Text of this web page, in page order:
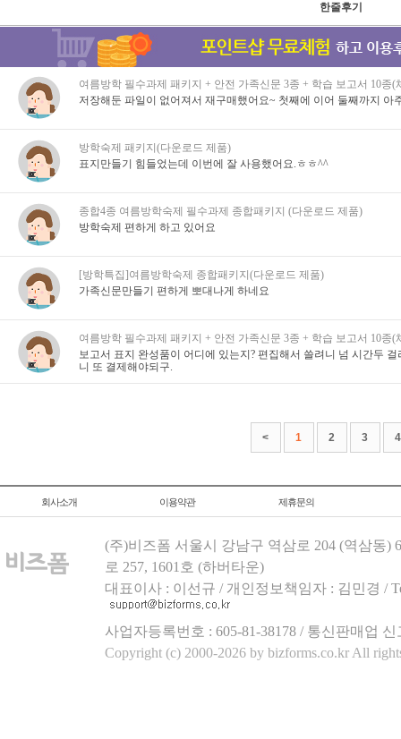
한줄후기
여름방학 필수과제 패키지 + 안전 가족신문 3종 + 학습 보고서 10종
저장해둔 파일이 없어져서 재구매했어요~ 첫째에 이어 둘째까지 아
방학숙제 패키지(다운로드 제품)
표지만들기 힘들었는데 이번에 잘 사용했어요.ㅎㅎ^^
종합4종 여름방학숙제 필수과제 종합패키지 (다운로드 제품)
방학숙제 편하게 하고 있어요
[방학특집]여름방학숙제 종합패키지(다운로드 제품)
가족신문만들기 편하게 뽀대나게 하네요
여름방학 필수과제 패키지 + 안전 가족신문 3종 + 학습 보고서 10종
보고서 표지 완성품이 어디에 있는지? 편집해서 쓸려니 넘 시간두
니 또 결제해야되구.
< 1 2 3 4
회사소개 이용약관 제휴문의
(주)비즈폼 서울시 강남구 역삼로 204 (역삼동)
로 257, 1601호 (하버타운)
대표이사 : 이선규 / 개인정보책임자 : 김민경 /
사업자등록번호 : 605-81-38178 / 통신판매업
Copyright (c) 2000-2026 by bizforms.co.kr All